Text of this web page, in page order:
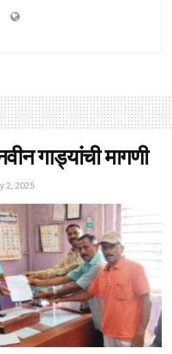
गाड्यांची मागणी
2, 2025